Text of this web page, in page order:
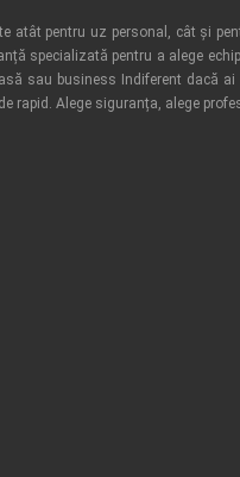
pentru uz personal, cât și
specializată pentru a alege
sau business Indiferent dacă
Alege siguranța, alege